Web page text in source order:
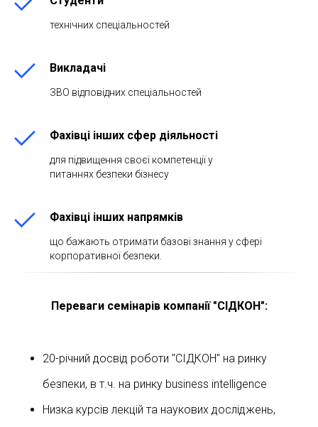
технічних спеціальностей
Викладачі
ЗВО відповідних спеціальностей
Фахівці інших сфер діяльності
для підвищення своєї компетенції у
питаннях безпеки бізнесу
Фахівці інших напрямків
що бажають отримати базові знання у сфері
корпоративної безпеки.
Переваги семінарів компанії "СІДКОН":
20-річний досвід роботи "СІДКОН" на ринку
безпеки, в т.ч. на ринку business intelligence
Низка курсів лекцій та наукових досліджень,